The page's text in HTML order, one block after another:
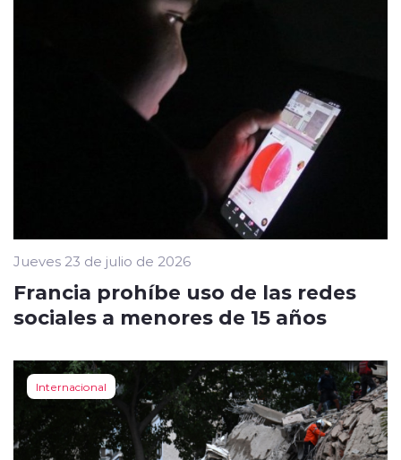
Jueves 23 de julio de 2026
Francia prohíbe uso de las redes
sociales a menores de 15 años
Internacional